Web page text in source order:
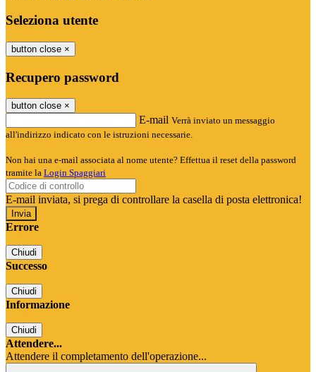
Seleziona utente
button close ×
Recupero password
button close ×
E-mail Verrà inviato un messaggio
all'indirizzo indicato con le istruzioni necessarie.
Non hai una e-mail associata al nome utente? Effettua il reset della password
tramite la Login Spaggiari
E-mail inviata, si prega di controllare la casella di posta elettronica!
Errore
Chiudi
Successo
Chiudi
Informazione
Chiudi
Attendere...
Attendere il completamento dell'operazione...